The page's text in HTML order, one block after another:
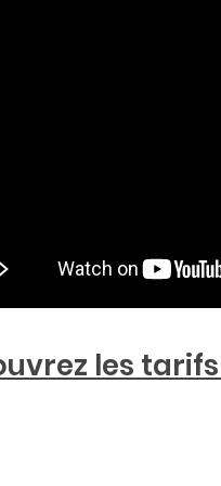
les tarifs